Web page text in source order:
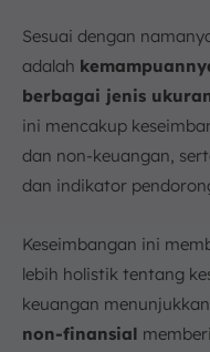
Sesuai dengan
adalah
berbagai jenis
ini mencakup
dan non-keuangan,
dan indikator
Keseimbangan ini
lebih holistik tentang
keuangan
non-finansial